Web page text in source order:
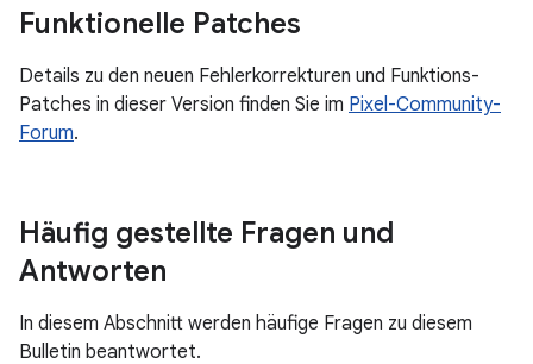
Funktionelle Patches
Details zu den neuen Fehlerkorrekturen und Funktions-
Patches in dieser Version finden Sie im Pixel-Community-
Forum.
Häufig gestellte Fragen und
Antworten
In diesem Abschnitt werden häufige Fragen zu diesem
Bulletin beantwortet.